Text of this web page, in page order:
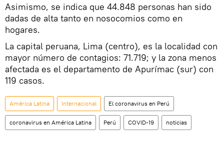
Asimismo, se indica que 44.848 personas han sido
dadas de alta tanto en nosocomios como en
hogares.
La capital peruana, Lima (centro), es la localidad con
mayor número de contagios: 71.719; y la zona menos
afectada es el departamento de Apurímac (sur) con
119 casos.
América Latina Internacional El coronavirus en Perú
coronavirus en América Latina Perú COVID-19 noticias